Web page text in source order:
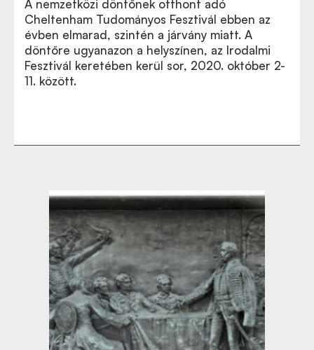
A nemzetközi döntőnek otthont adó
Cheltenham Tudományos Fesztivál ebben az
évben elmarad, szintén a járvány miatt. A
döntőre ugyanazon a helyszínen, az Irodalmi
Fesztivál keretében kerül sor, 2020. október 2-
11. között.